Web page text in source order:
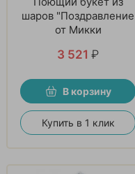
шаров "Поздравление
от Микки
3 521 ₽
В корзину
Купить в 1 клик